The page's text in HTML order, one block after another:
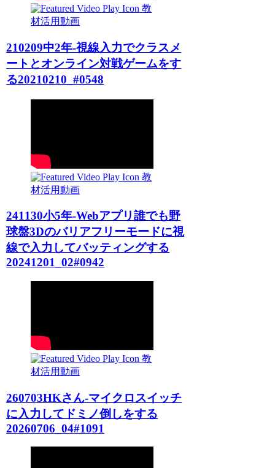
教
材活用動画
210209中2年-視線入力でクラスメ
ートとオンライン対戦ゲームをす
る20210210_#0548
教
材活用動画
241130小5年-Webアプリ誰でも野
球盤3Dのバリアフリーモードに視
線で入力してバッティングする
20241201_02#0942
教
材活用動画
260703HKさん-マイクロスイッチ
に入力してドミノ倒しをする
20260706_04#1091